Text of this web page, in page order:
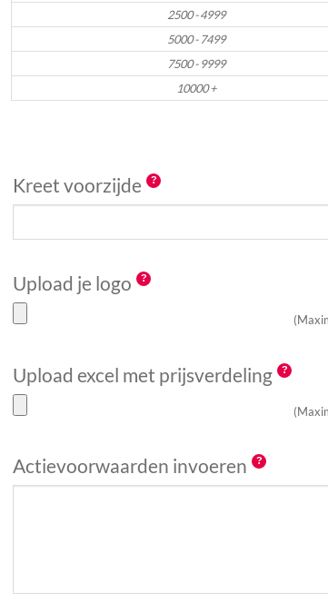
2500 - 4999
5000 - 7499
7500 - 9999
10000 +
Kreet voorzijde
Upload je logo
Upload excel met prijsverdeling
Actievoorwaarden invoeren